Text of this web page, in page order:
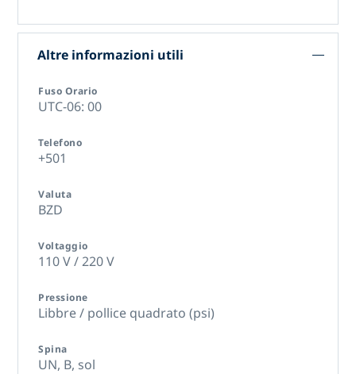
Altre informazioni utili
Fuso Orario
UTC-06: 00
Telefono
+501
Valuta
BZD
Voltaggio
110 V / 220 V
Pressione
Libbre / pollice quadrato (psi)
Spina
UN, B, sol